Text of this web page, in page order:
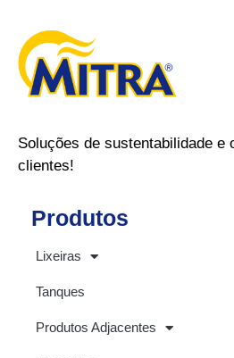
Soluções de sustentabilidade e
clientes!
Produtos
Lixeiras
Tanques
Produtos Adjacentes